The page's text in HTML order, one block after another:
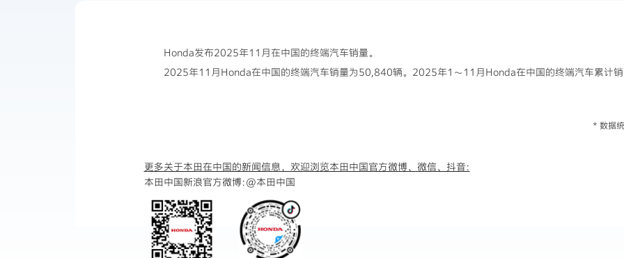
Honda发布2025年11月在中国的终端汽车销量。
2025年11月Honda在中国的终端汽车销量为50,840辆。2025年1～11月Honda在中国的终端汽车累计
* 数据
更多关于本田在中国的新闻信息，欢迎浏览本田中国官方微博、微信、抖音:
本田中国新浪官方微博:@本田中国